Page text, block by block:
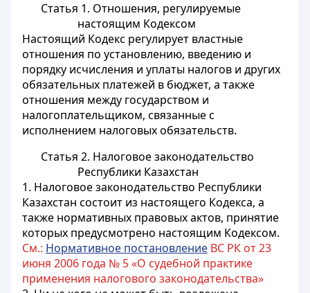
Статья 1. Отношения, регулируемые
настоящим Кодексом
Настоящий Кодекс регулирует властные
отношения по установлению, введению и
порядку исчисления и уплаты налогов и других
обязательных платежей в бюджет, а также
отношения между государством и
налогоплательщиком, связанные с
исполнением налоговых обязательств.
Статья 2. Налоговое законодательство
Республики Казахстан
1. Налоговое законодательство Республики
Казахстан состоит из настоящего Кодекса, а
также нормативных правовых актов, принятие
которых предусмотрено настоящим Кодексом.
См.: Нормативное постановление ВС РК от 23
июня 2006 года № 5 «О судебной практике
применения налогового законодательства»